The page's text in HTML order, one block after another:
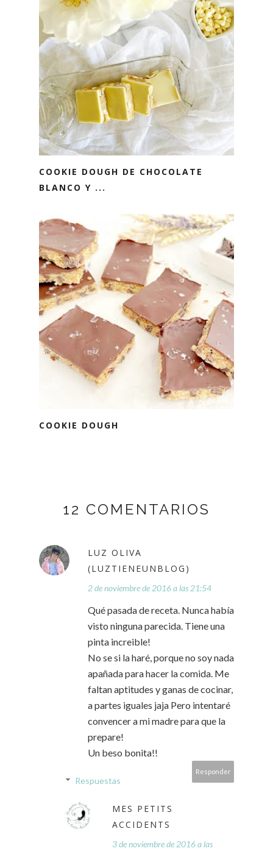
COOKIE DOUGH DE CHOCOLATE
BLANCO Y ...
COOKIE DOUGH
12 COMENTARIOS
LUZ OLIVA
(LUZTIENEUNBLOG)
2 de noviembre de 2016 a las 21:54
Qué pasada de receta. Nunca había
visto ninguna parecida. Tiene una
pinta increible!
No se si la haré, porque no soy nada
apañada para hacer la comida. Me
faltan aptitudes y ganas de cocinar,
a partes iguales jaja Pero intentaré
convencer a mi madre para que la
prepare!
Un beso bonita!!
Responder
Respuestas
MES PETITS
ACCIDENTS
3 de noviembre de 2016 a las